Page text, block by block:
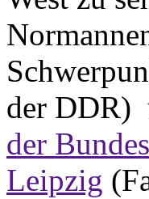
der DDR)
der
Leipzig